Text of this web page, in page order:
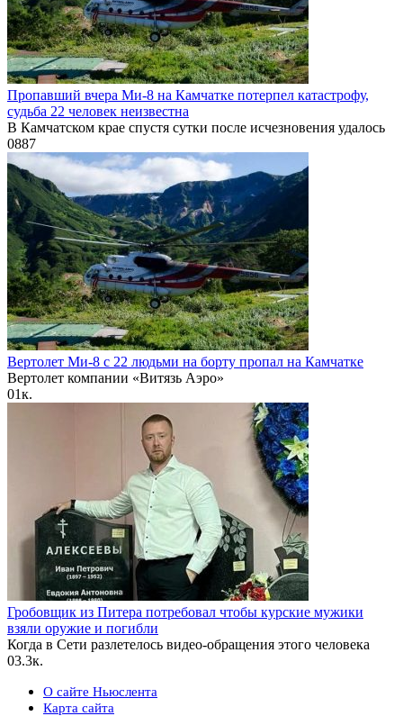
Пропавший вчера Ми-8 на Камчатке потерпел катастрофу,
судьба 22 человек неизвестна
В Камчатском крае спустя сутки после исчезновения удалось
0887
Вертолет Ми-8 с 22 людьми на борту пропал на Камчатке
Вертолет компании «Витязь Аэро»
01к.
Гробовщик из Питера потребовал чтобы курские мужики
взяли оружие и погибли
Когда в Сети разлетелось видео-обращения этого человека
03.3к.
О сайте Ньюслента
Карта сайта